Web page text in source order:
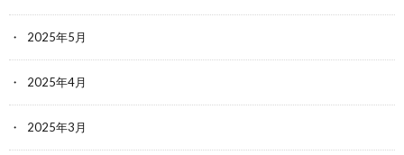
2025年5月
2025年4月
2025年3月